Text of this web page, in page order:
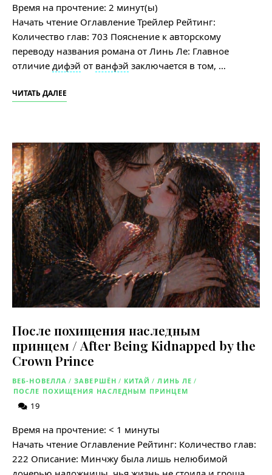
Время на прочтение: 2 минут(ы)
Начать чтение Оглавление Трейлер Рейтинг:
Количество глав: 703 Пояснение к авторскому
переводу названия романа от Линь Ле: Главное
отличие дифэй от ванфэй заключается в том, …
ЧИТАТЬ ДАЛЕЕ
После похищения наследным
принцем / After Being Kidnapped by the
Crown Prince
ВЕБ-НОВЕЛЛА / ЗАВЕРШЁН / КИТАЙ / ЛИНЬ ЛЕ /
ПОСЛЕ ПОХИЩЕНИЯ НАСЛЕДНЫМ ПРИНЦЕМ
19
Время на прочтение: < 1 минуты
Начать чтение Оглавление Рейтинг: Количество глав:
222 Описание: Минчжу была лишь нелюбимой